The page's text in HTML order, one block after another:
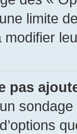
limite
modifier
pas